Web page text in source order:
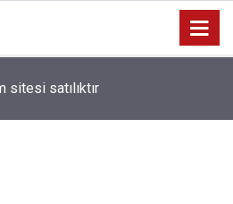
satılıktır